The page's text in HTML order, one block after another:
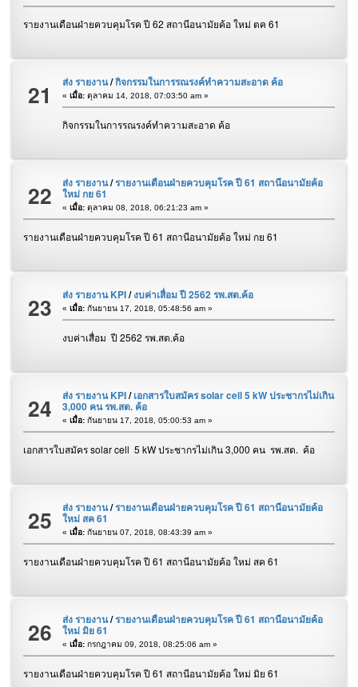
รายงานเดือนฝ่ายควบคุมโรค ปี 62 สถานีอนามัยค้อ ใหม่ ตค 61
21 ส่ง รายงาน/กิจกรรมในการรณรงค์ทำความสะอาด ค้อ
« เมื่อ:ตุลาคม 14, 2018, 07:03:50 am »
กิจกรรมในการรณรงค์ทำความสะอาด ค้อ
22 ส่ง รายงาน/รายงานเดือนฝ่ายควบคุมโรค ปี 61 สถานีอนามัยค้อ
ใหม่ กย 61
« เมื่อ:ตุลาคม 08, 2018, 06:21:23 am »
รายงานเดือนฝ่ายควบคุมโรค ปี 61 สถานีอนามัยค้อ ใหม่ กย 61
23 ส่ง รายงาน KPI/งบค่าเสื่อม ปี 2562 รพ.สต.ค้อ
« เมื่อ:กันยายน 17, 2018, 05:48:56 am »
งบค่าเสื่อม ปี 2562 รพ.สต.ค้อ
24 ส่ง รายงาน KPI/เอกสารใบสมัคร solar cell 5 kW ประชากรไม่เกิน
3,000 คน รพ.สต. ค้อ
« เมื่อ:กันยายน 17, 2018, 05:00:53 am »
เอกสารใบสมัคร solar cell 5 kW ประชากรไม่เกิน 3,000 คน รพ.สต. ค้อ
25 ส่ง รายงาน/รายงานเดือนฝ่ายควบคุมโรค ปี 61 สถานีอนามัยค้อ
ใหม่ สค 61
« เมื่อ:กันยายน 07, 2018, 08:43:39 am »
รายงานเดือนฝ่ายควบคุมโรค ปี 61 สถานีอนามัยค้อ ใหม่ สค 61
26 ส่ง รายงาน/รายงานเดือนฝ่ายควบคุมโรค ปี 61 สถานีอนามัยค้อ
ใหม่ มิย 61
« เมื่อ:กรกฎาคม 09, 2018, 08:25:06 am »
รายงานเดือนฝ่ายควบคุมโรค ปี 61 สถานีอนามัยค้อ ใหม่ มิย 61